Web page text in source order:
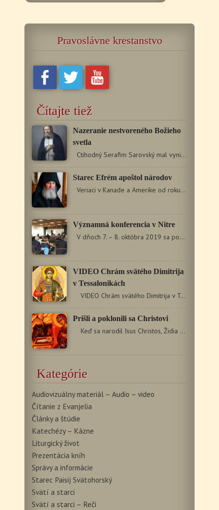
Pravoslávne krestanstvo
Čítajte tiež
Nazeranie nestvoreného Božieho
svetla
Ctihodný Serafim Sarovský mal vynikajúcu pamäť. Ako…
Starec Efrém apoštol národov
Veriaci v Kanade a Amerike od roku 1980 v osobe…
Významná konferencia v Nitre
V dňoch 7. – 8. októbra 2019 sa pod záštitou veľvyslanectva…
VIDEO Chrám svätého Dimitrija
v Tessalonikách
VIDEO Chrám svätého Dimitrija v Tessalonikách
Prišli a poklonili sa Christovi
Keď sa narodil Isus Christos, Židia neprijali…
Kategórie
Audiovizuálny materiál – Audio – video
Čítanie z Evanjelia
Články a štúdie
Katechézy – Kázne
Liturgický život
Prezentácia kníh
Správy a informácie
Starec Paisij Svätohorský
Svätí a starci
Svätí a starci – Reči